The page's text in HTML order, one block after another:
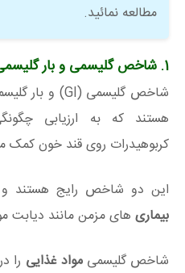
مطالعه نمائید.
1. شاخص گلیسمی و بار گلیسمی قارچ
هستند که به ارزیابی
کربوهیدرات روی قند خون کمک
این دو شاخص رایج هستند و
بیماری های مزمن مانند دیابت
شاخص گلیسمیمواد غذایی